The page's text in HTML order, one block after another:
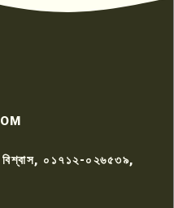
ঘরে ঢুকে স্কুল শিক্ষিকাকে হত্যা
ট্যাংকি থেকে লাশ উদ্ধার
সন্ত্রাসী হামলায় গুরুতর
০১৭১২-০২৬৫৩৯,